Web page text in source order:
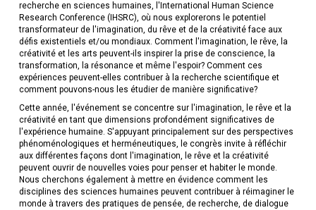
recherche en sciences humaines, l'International Human Science
Research Conference (IHSRC), où nous explorerons le potentiel
transformateur de l'imagination, du rêve et de la créativité face aux
défis existentiels et/ou mondiaux. Comment l'imagination, le rêve, la
créativité et les arts peuvent-ils inspirer la prise de conscience, la
transformation, la résonance et même l'espoir? Comment ces
expériences peuvent-elles contribuer à la recherche scientifique et
comment pouvons-nous les étudier de manière significative?
Cette année, l'événement se concentre sur l'imagination, le rêve et la
créativité en tant que dimensions profondément significatives de
l'expérience humaine. S'appuyant principalement sur des perspectives
phénoménologiques et herméneutiques, le congrès invite à réfléchir
aux différentes façons dont l'imagination, le rêve et la créativité
peuvent ouvrir de nouvelles voies pour penser et habiter le monde.
Nous cherchons également à mettre en évidence comment les
disciplines des sciences humaines peuvent contribuer à réimaginer le
monde à travers des pratiques de pensée, de recherche, de dialogue